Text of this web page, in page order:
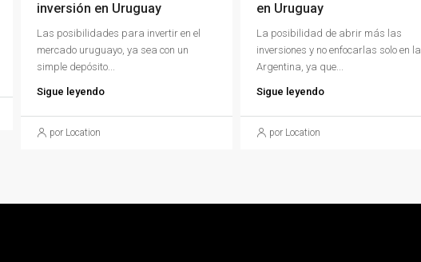
inversión en Uruguay
Las posibilidades para invertir en el
mercado uruguayo, ya sea con un
simple depósito...
Sigue leyendo
por Location
en Uruguay
La posibilidad de abrir más las
inversiones y no enfocarlas solo en la
Argentina, ya que...
Sigue leyendo
por Location